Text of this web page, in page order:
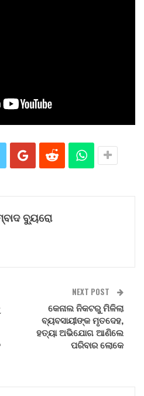
ବ୍ୟୁରୋ
NEXT POST
କେନାଲ ନିକଟରୁ ମିଳିଲା
ବ୍ୟବସାୟୀଙ୍କ ମୃତଦେହ,
ହତ୍ୟା ଅଭିଯୋଗ ଆଣିଲେ
ପରିବାର ଲୋକେ